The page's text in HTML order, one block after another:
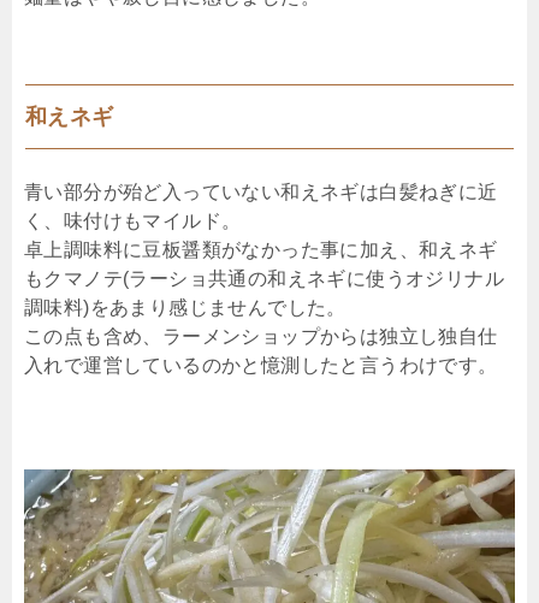
和えネギ
青い部分が殆ど入っていない和えネギは白髪ねぎに近
く、味付けもマイルド。
卓上調味料に豆板醤類がなかった事に加え、和えネギ
もクマノテ(ラーショ共通の和えネギに使うオジリナル
調味料)をあまり感じませんでした。
この点も含め、ラーメンショップからは独立し独自仕
入れで運営しているのかと憶測したと言うわけです。